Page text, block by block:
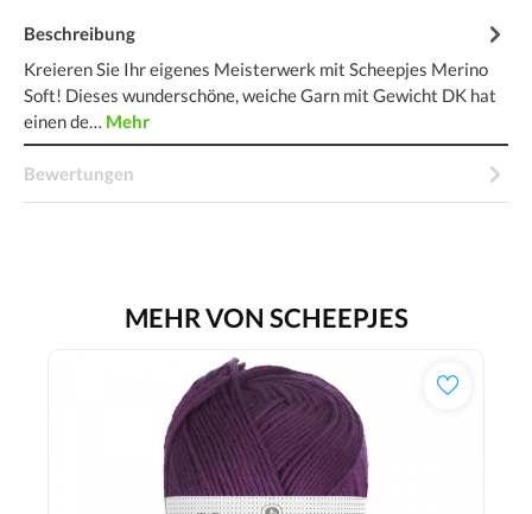
Beschreibung
Kreieren Sie Ihr eigenes Meisterwerk mit Scheepjes Merino
Soft! Dieses wunderschöne, weiche Garn mit Gewicht DK hat
einen de… Mehr
Bewertungen
MEHR VON SCHEEPJES